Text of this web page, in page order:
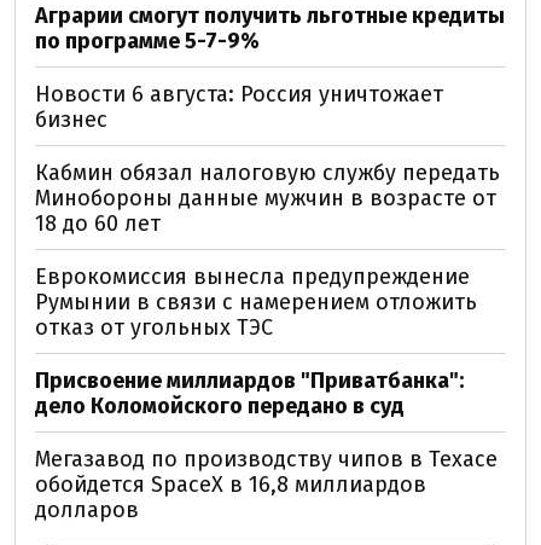
Аграрии смогут получить льготные кредиты
по программе 5-7-9%
Новости 6 августа: Россия уничтожает
бизнес
Кабмин обязал налоговую службу передать
Минобороны данные мужчин в возрасте от
18 до 60 лет
Еврокомиссия вынесла предупреждение
Румынии в связи с намерением отложить
отказ от угольных ТЭС
Присвоение миллиардов "Приватбанка":
дело Коломойского передано в суд
Мегазавод по производству чипов в Техасе
обойдется SpaceX в 16,8 миллиардов
долларов